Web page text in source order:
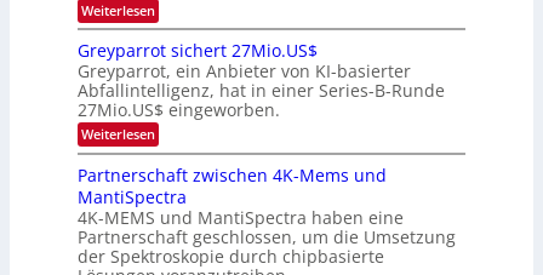
T
e
n
d
s
t
e
n
H
a
l
b
j
a
r
i
n
d
e
r
D
A
C
H
I
n
d
u
s
t
s
v
o
n
P
h
o
t
o
n
i
c
H
u
b
Weiterlesen:
M
t
s
u
b
i
s
h
i
E
e
c
t
Greyparrot sichert 27Mio.US$
Greyparrot, ein Anbieter von KI-basierter
Abfallintelligenz, hat in einer Series-B-Runde
27Mio.US$ eingeworben.
Weiterlesen:
G
r
e
y
p
a
r
r
Partnerschaft zwischen 4K-Mems und
MantiSpectra
4K-MEMS und MantiSpectra haben eine
Partnerschaft geschlossen, um die Umsetzung
der Spektroskopie durch chipbasierte